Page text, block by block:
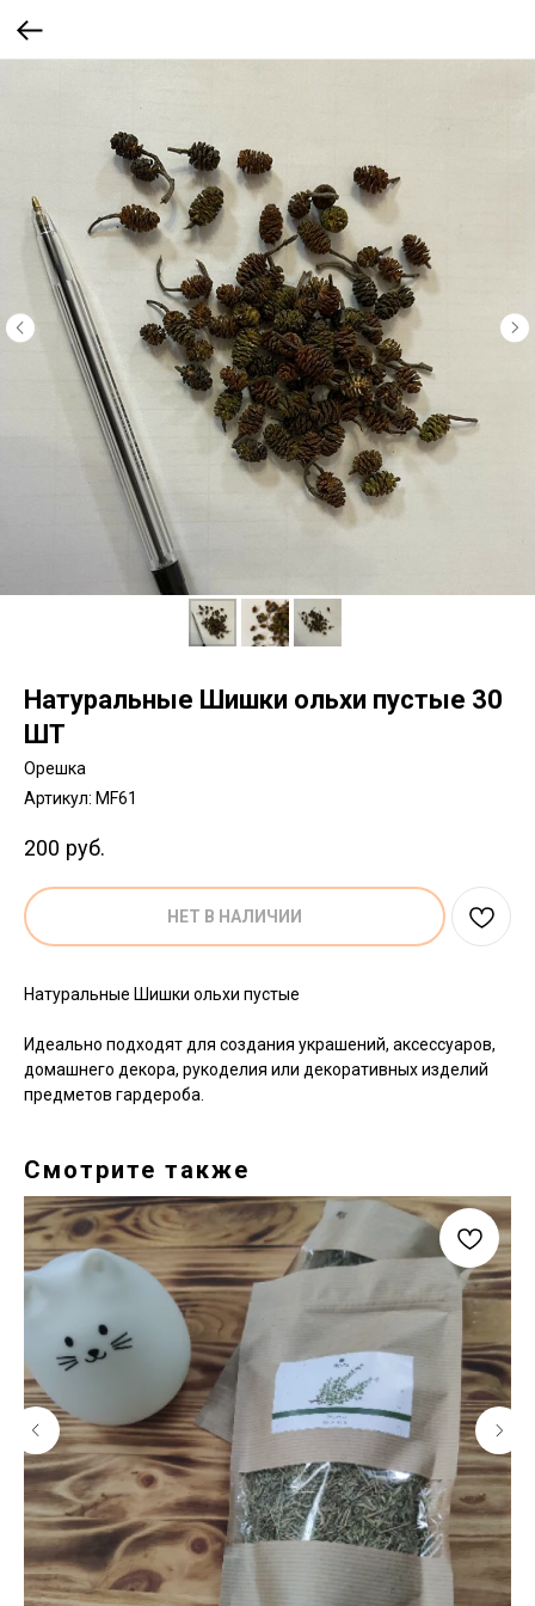
Натуральные Шишки ольхи пустые 30
ШТ
Орешка
Артикул: MF61
200 руб.
НЕТ В НАЛИЧИИ
Натуральные Шишки ольхи пустые
Идеально подходят для создания украшений, аксессуаров,
домашнего декора, рукоделия или декоративных изделий
предметов гардероба.
Смотрите также